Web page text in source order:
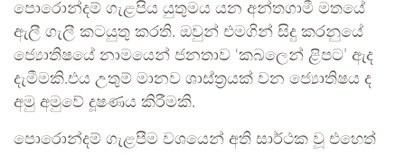
පොරොන්දම් ගැළපිය යුතුමය යන අන්තගාමී මතයේ
ඇලී ගැලී කටයුතු කරති. ඔවුන් එමගින් සිදු කරනුයේ
ජ්‍යොතිෂයේ නාමයෙන් ජනතාව ‘කබලෙන් ළිපට’ ඇද
දැමීමකි.එය උතුම් මානව ශාස්ත්‍රයක් වන ජ්‍යොතිෂය ද
අමු අමුවේ දූෂණය කිරීමකි.
පොරොන්දම් ගැළපීම වශයෙන් අති සාර්ථක වූ එහෙත්